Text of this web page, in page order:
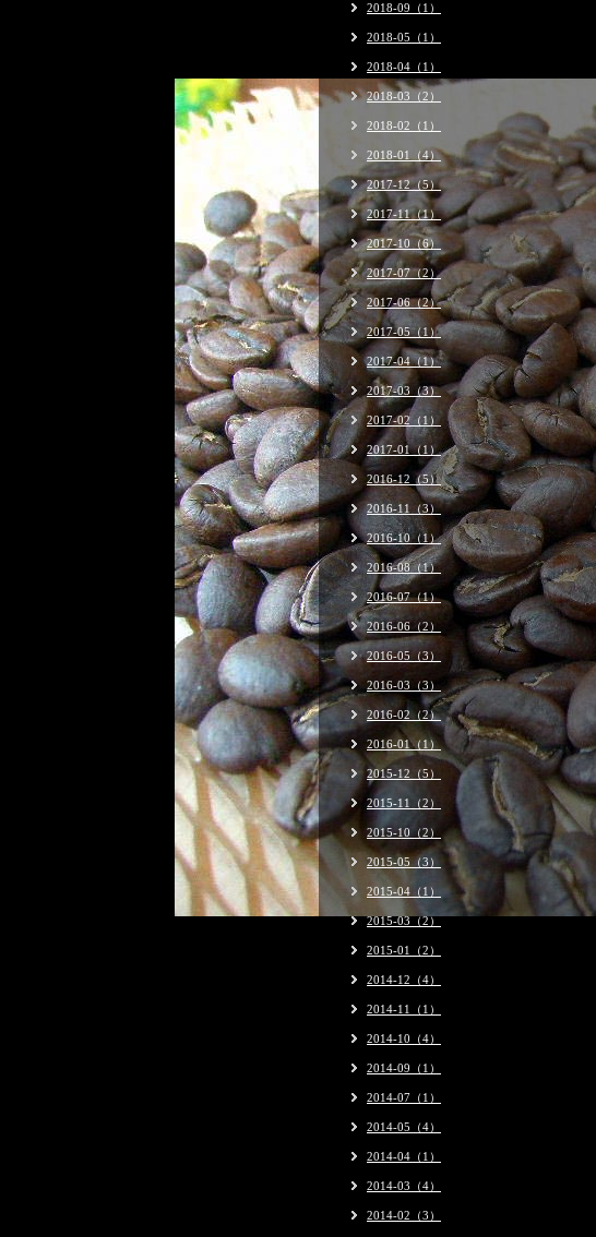
2018-09（1）
2018-05（1）
2018-04（1）
2018-03（2）
2018-02（1）
2018-01（4）
2017-12（5）
2017-11（1）
2017-10（6）
2017-07（2）
2017-06（2）
2017-05（1）
2017-04（1）
2017-03（3）
2017-02（1）
2017-01（1）
2016-12（5）
2016-11（3）
2016-10（1）
2016-08（1）
2016-07（1）
2016-06（2）
2016-05（3）
2016-03（3）
2016-02（2）
2016-01（1）
2015-12（5）
2015-11（2）
2015-10（2）
2015-05（3）
2015-04（1）
2015-03（2）
2015-01（2）
2014-12（4）
2014-11（1）
2014-10（4）
2014-09（1）
2014-07（1）
2014-05（4）
2014-04（1）
2014-03（4）
2014-02（3）